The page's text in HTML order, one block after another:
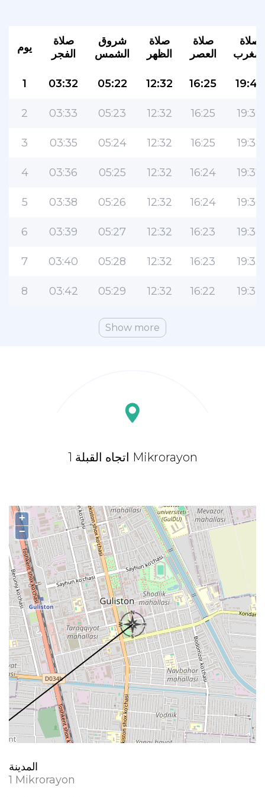
يوم
صلاة
الفجر
شروق
الشمس
صلاة
الظهر
صلاة
العصر
صلاة
1 03:32 05:22 12:32 16:25 19:40
2 03:33 05:23 12:32 16:25 19:39
3 03:35 05:24 12:32 16:25 19:38
4 03:36 05:25 12:32 16:24 19:37
5 03:38 05:26 12:32 16:24 19:36
6 03:39 05:27 12:32 16:23 19:34
7 03:40 05:28 12:32 16:23 19:33
8 03:42 05:29 12:32 16:22 19:32
Show more
اتجاه القبلة 1 Mikrorayon
+
−
المدينة
1 Mikrorayon
التطبيق الأكثر شعبية للمسلمين!
التطبيق الإسلامي الشهير لنمط الحياة ، مع ميزات
سهلة الاستخدام ومواقيت الصلاة الأكثر دقة